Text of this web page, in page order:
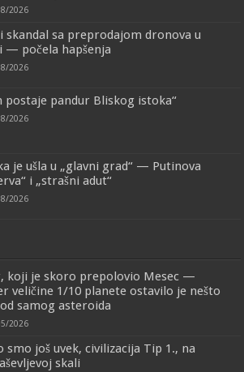
2026
skandal sa preprodajom dronova u
— počela hapšenja
2026
postaje pandur Bliskog istoka“
2026
je ušla u „glavni grad“ — Putinova
i „strašni adut“
2026
koji je skoro prepolovio Mesec —
veličine 1/10 planete ostavilo je nešto
samog asteroida
2026
smo još uvek, civilizacija Tip 1., na
skali